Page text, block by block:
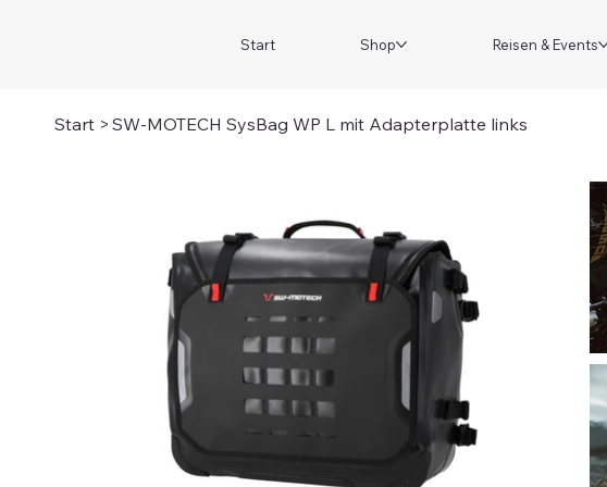
Start Shop Reisen & Events
Start > SW-MOTECH SysBag WP L mit Adapterplatte links